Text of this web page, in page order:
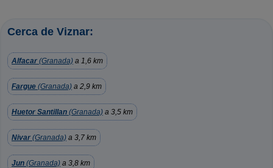
Cerca de Viznar:
Alfacar (Granada) a 1,6 km
Fargue (Granada) a 2,9 km
Huetor Santillan (Granada) a 3,5 km
Nivar (Granada) a 3,7 km
Jun (Granada) a 3,8 km